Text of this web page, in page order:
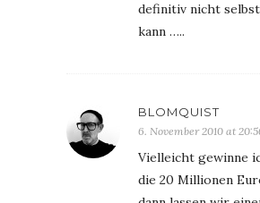
definitiv nicht
kann …..
BLOMQUIST
6. November 2010 at
Vielleicht gewinne
die 20 Millionen